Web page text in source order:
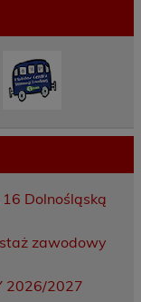
Dolnośląską
zawodowy
2026/2027